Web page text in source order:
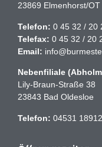
23869 Elmenhorst/
Telefon: 0 45 32 / 20
Telefax: 0 45 32 / 20
Email:
Nebenfiliale
Lily-Braun-Straße 38
23843 Bad Oldesloe
Telefon: 04531